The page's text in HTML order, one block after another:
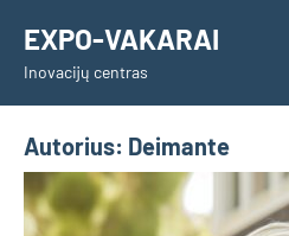
content
EXPO-VAKARAI
Inovacijų centras
Autorius: Deimante